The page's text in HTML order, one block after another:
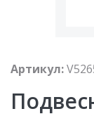
Артикул: